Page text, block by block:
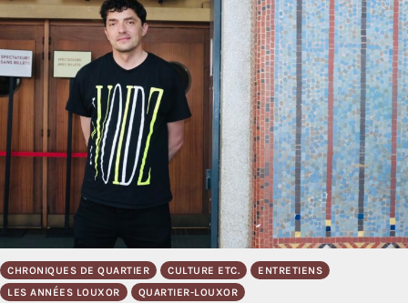
CHRONIQUES DE QUARTIER CULTURE ETC.
ENTRETIENS
LES ANNÉES LOUXOR
QUARTIER-LOUXOR